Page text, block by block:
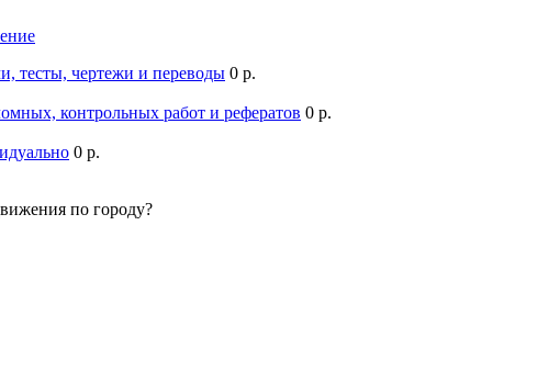
тесты, чертежи и переводы 0 р.
контрольных работ и рефератов 0 р.
0 р.
по городу?